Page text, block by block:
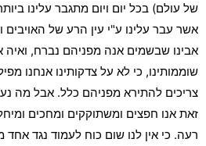
של עולם) בכל יום ויום מתגבר עלינו
אשר עבר עלינו ע"י עין הרע של
אבינו שבשמים אנה מפניהם נברח, ואיה
שוממותינו, כי לא על צדקותינו אנחנו
צריכים להתירא מפניהם כלל. אבל מה
זאת אנו חפצים ומשתוקקים ומחכים
רעה. כי אין לנו שום כוח לעמוד נגד אחד